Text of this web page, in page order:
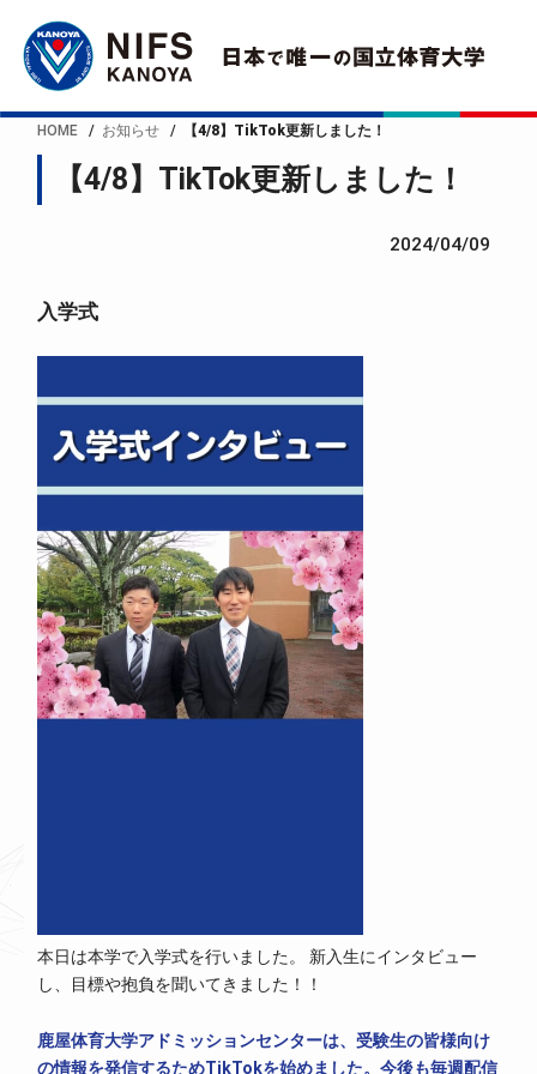
HOME お知らせ 【4/8】TikTok更新しました！
【4/8】TikTok更新しました！
2024/04/09
入学式
本日は本学で入学式を行いました。 新入生にインタビュー
し、目標や抱負を聞いてきました！！
鹿屋体育大学アドミッションセンターは、受験生の皆様向け
の情報を発信するためTikTokを始めました。今後も毎週配信